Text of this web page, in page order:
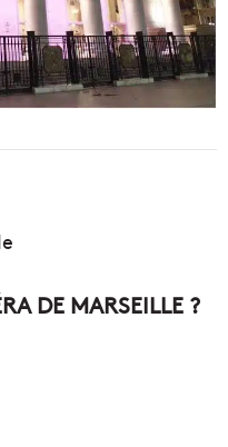
DE MARSEILLE ?